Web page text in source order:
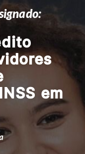
em